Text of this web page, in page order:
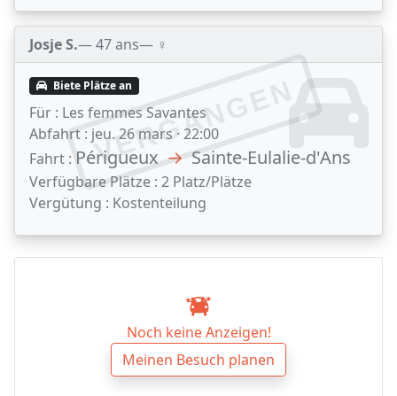
Josje S.— 47 ans— ♀️
VERGANGEN
Biete Plätze an
Für : Les femmes Savantes
Abfahrt : jeu. 26 mars · 22:00
Fahrt : Périgueux → Sainte-Eulalie-d'Ans
Verfügbare Plätze : 2 Platz/Plätze
Vergütung : Kostenteilung
Noch keine Anzeigen!
Meinen Besuch planen